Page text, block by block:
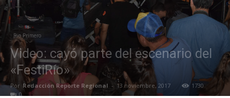
Rio Primero
Video: cayó parte del escenario del
«FestiRío»
Por Redacción Reporte Regional - 13 noviembre, 2017
1730
0